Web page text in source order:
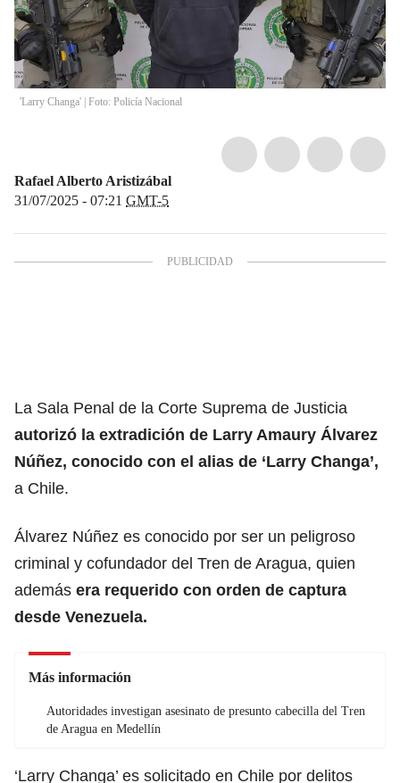
'Larry Changa' | Foto: Policía Nacional
Rafael Alberto Aristizábal
31/07/2025 - 07:21 GMT-5
La Sala Penal de la Corte Suprema de Justicia
autorizó la extradición de Larry Amaury Álvarez
Núñez, conocido con el alias de ‘Larry Changa’,
a Chile.
Álvarez Núñez es conocido por ser un peligroso
criminal y cofundador del Tren de Aragua, quien
además era requerido con orden de captura
desde Venezuela.
Más información
Autoridades investigan asesinato de presunto cabecilla del Tren
de Aragua en Medellín
‘Larry Changa’ es solicitado en Chile por delitos